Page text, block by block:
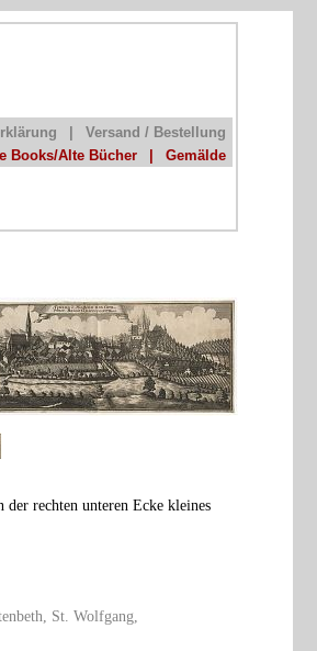
Versand / Bestellung
Books/Alte Bücher
Gemälde
rechten unteren Ecke kleines
St. Wolfgang,